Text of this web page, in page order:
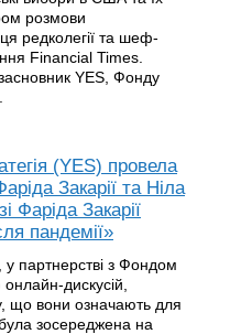
розмови
редколегії та шеф-
Financial Times.
засновник YES, Фонду
(YES) провела
Закарії та Ніла
Фаріда Закарії
пандемії»
у партнерстві з Фондом
дискусій,
що вони означають для
була зосереджена на